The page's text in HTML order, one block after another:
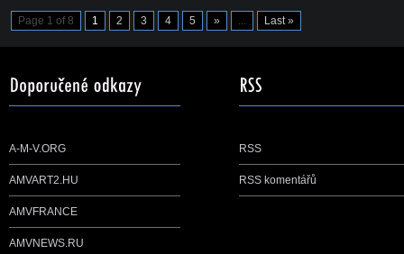
Page 1 of 8 1 2 3 4 5 » ... Last »
A-M-V.ORG
AMVART2.HU
AMVFRANCE
AMVNEWS.RU
RSS
RSS komentářů